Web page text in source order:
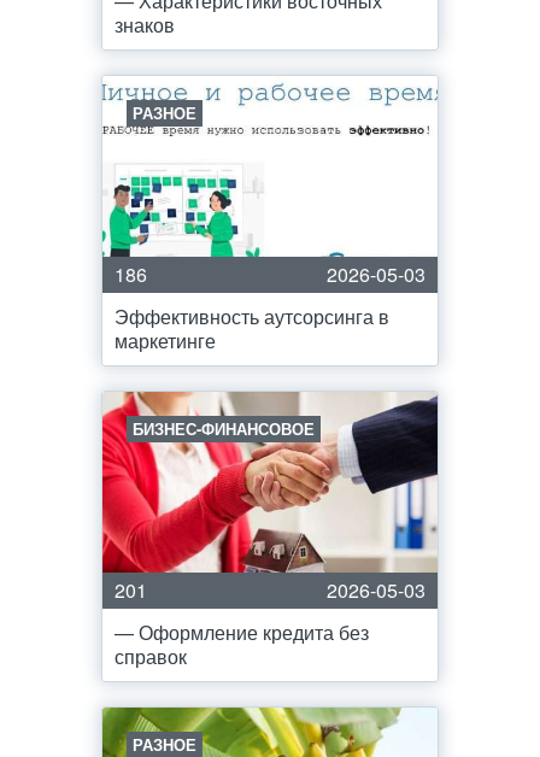
знаков
РАЗНОЕ
186
2026-05-03
Эффективность аутсорсинга в
маркетинге
БИЗНЕС-ФИНАНСОВОЕ
201
2026-05-03
— Оформление кредита без
справок
РАЗНОЕ